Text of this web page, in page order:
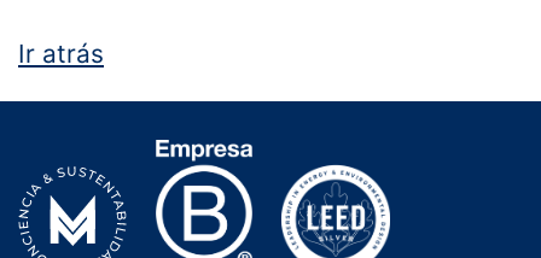
Ir atrás